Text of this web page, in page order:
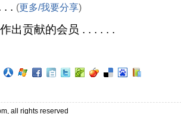
. . (更多/我要分享)
出贡献的会员 . . . . . .
all rights reserved